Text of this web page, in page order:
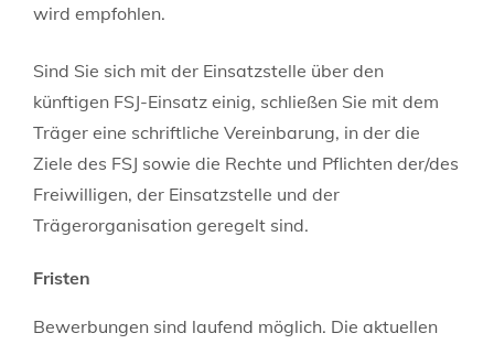
wird empfohlen.
Sind Sie sich mit der Einsatzstelle über den
künftigen FSJ-Einsatz einig, schließen Sie mit dem
Träger eine schriftliche Vereinbarung, in der die
Ziele des FSJ sowie die Rechte und Pflichten der/des
Freiwilligen, der Einsatzstelle und der
Trägerorganisation geregelt sind.
Fristen
Bewerbungen sind laufend möglich. Die aktuellen